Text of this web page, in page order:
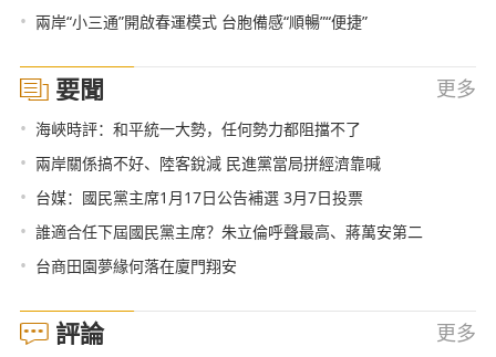
• 兩岸“小三通”開啟春運模式 台胞備感“順暢”“便捷”
要聞 更多
• 海峽時評：和平統一大勢，任何勢力都阻擋不了
• 兩岸關係搞不好、陸客銳減 民進黨當局拼經濟靠喊
• 台媒：國民黨主席1月17日公告補選 3月7日投票
• 誰適合任下屆國民黨主席？朱立倫呼聲最高、蔣萬安第二
• 台商田園夢緣何落在廈門翔安
評論 更多